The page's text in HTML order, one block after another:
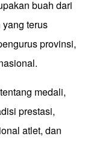
buah dari
terus
provinsi,
medali,
prestasi,
atlet, dan